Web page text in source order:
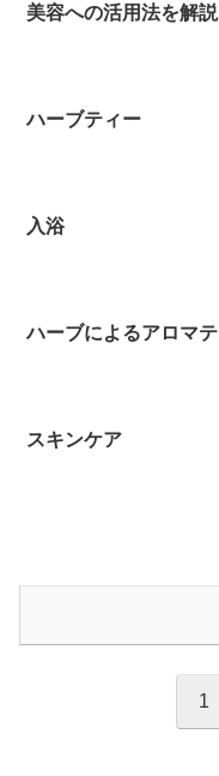
美容への活用法を解説
ハーブティー
入浴
ハーブによるアロマ
スキンケア
1